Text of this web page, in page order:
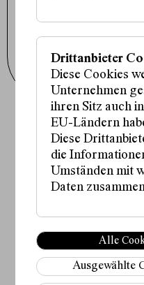
Facebook
Tiktok
Newsletter
Drittanbieter
Diese Cookies
Unternehmen
ihren Sitz auch
EU-Ländern
Diese
die
Umständen mit
Daten
Alle
Ausgewählte